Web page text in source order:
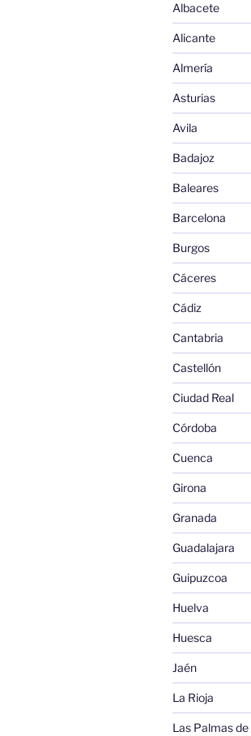
Albacete
Alicante
Almería
Asturias
Avila
Badajoz
Baleares
Barcelona
Burgos
Cáceres
Cádiz
Cantabria
Castellón
Ciudad Real
Córdoba
Cuenca
Girona
Granada
Guadalajara
Guipuzcoa
Huelva
Huesca
Jaén
La Rioja
Las Palmas